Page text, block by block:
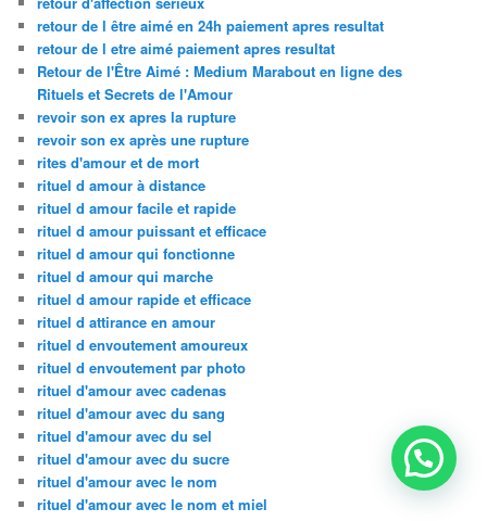
retour de l être aimé en 24h paiement apres resultat
retour de l etre aimé paiement apres resultat
Retour de l'Être Aimé : Medium Marabout en ligne des
Rituels et Secrets de l'Amour
revoir son ex apres la rupture
revoir son ex après une rupture
rites d'amour et de mort
rituel d amour à distance
rituel d amour facile et rapide
rituel d amour puissant et efficace
rituel d amour qui fonctionne
rituel d amour qui marche
rituel d amour rapide et efficace
rituel d attirance en amour
rituel d envoutement amoureux
rituel d envoutement par photo
rituel d'amour avec cadenas
rituel d'amour avec du sang
rituel d'amour avec du sel
rituel d'amour avec du sucre
rituel d'amour avec le nom
rituel d'amour avec le nom et miel